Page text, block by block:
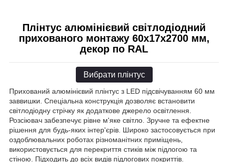
Плінтус алюмінієвий світлодіодний
прихованого монтажу 60х17х2700 мм,
декор по RAL
Вибрати плінтус
Прихований алюмінієвий плінтус з LED підсвічуванням 60 мм
заввишки. Спеціальна конструкція дозволяє встановити
світлодіодну стрічку як додаткове джерело освітлення.
Розсіювач забезпечує рівне м'яке світло. Зручне та ефектне
рішення для будь-яких інтер'єрів. Широко застосовується при
оздоблювальних роботах різноманітних приміщень,
використовується для перекриття стиків між підлогою та
стіною. Підходить до всіх видів підлогових покриттів.